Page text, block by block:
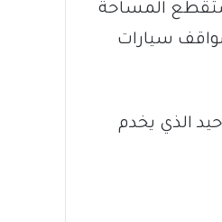
المساحة
سيارات
الذي يخدم